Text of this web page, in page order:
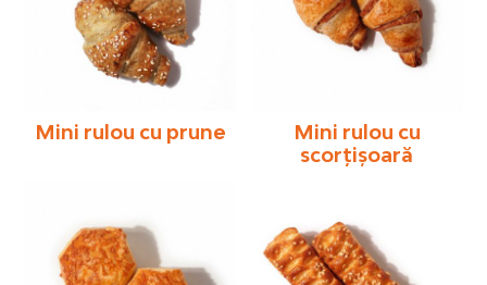
Mini rulou cu prune
Mini rulou cu
scorțișoară